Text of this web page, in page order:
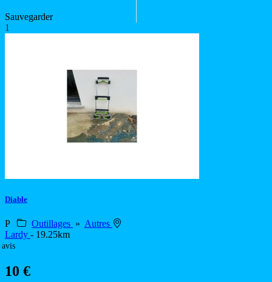
Sauvegarder
1
Diable
P Outillages » Autres
Lardy - 19.25km
avis
10 €